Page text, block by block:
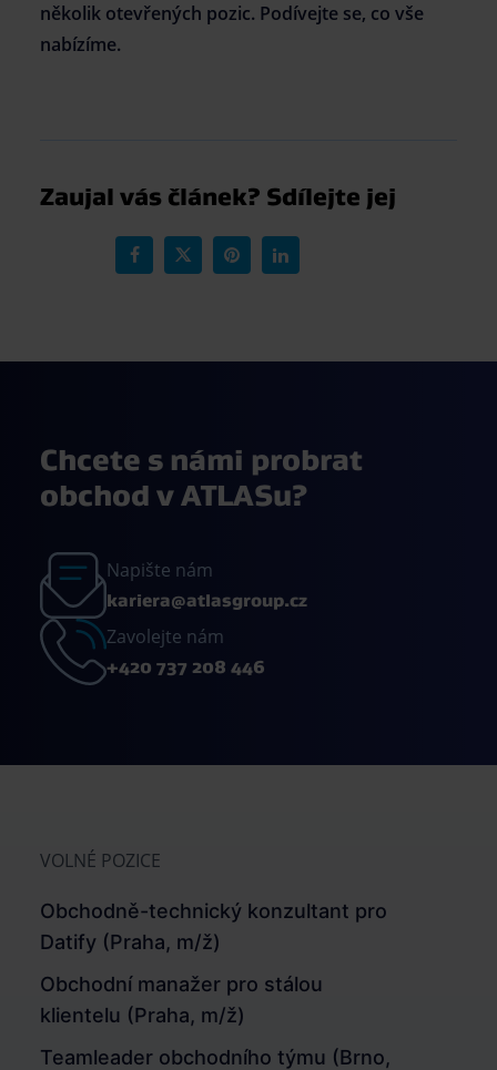
několik otevřených pozic. Podívejte se, co vše
nabízíme.
Chcete s námi probrat
obchod v ATLASu?
Napište nám
kariera@atlasgroup.cz
Zavolejte nám
+420 737 208 446
VOLNÉ POZICE
Obchodně-technický konzultant pro
Datify (Praha, m/ž)
Obchodní manažer pro stálou
klientelu (Praha, m/ž)
Teamleader obchodního týmu (Brno,